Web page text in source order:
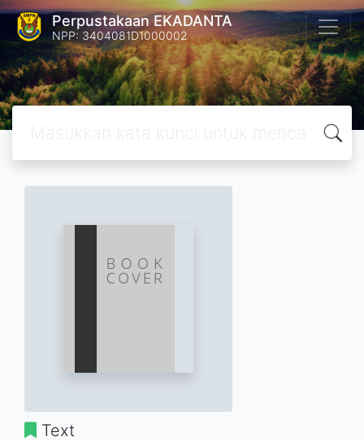
Perpustakaan EKADANTA
NPP: 3404081D1000002
Text